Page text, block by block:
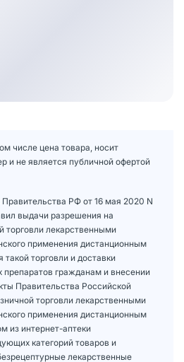
числе цена товара, носит
и не является публичной офертой
РФ от 16 мая 2020 N
выдачи разрешения на
торговли лекарственными
применения дистанционным
торговли и доставки
препаратов гражданам и внесении
Правительства Российской
торговли лекарственными
применения дистанционным
из интернет-аптеки
категорий товаров и
лекарственные